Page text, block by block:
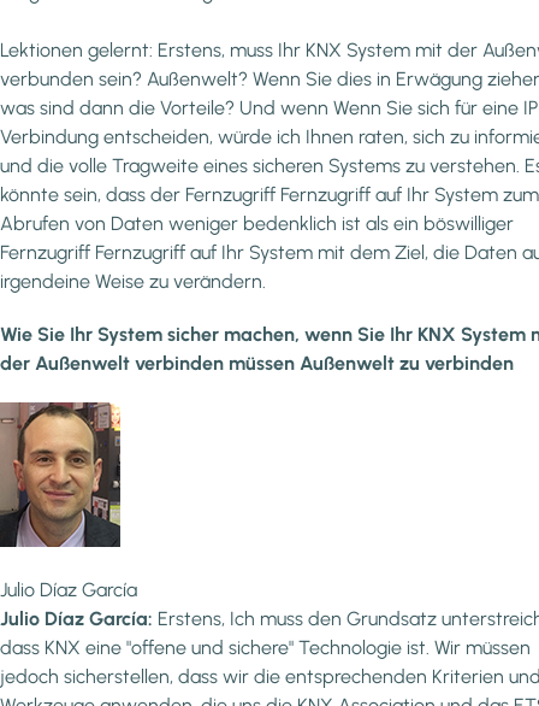
Lektionen gelernt: Erstens, muss Ihr KNX System mit der
verbunden sein? Außenwelt? Wenn Sie dies in Erwägung
was sind dann die Vorteile? Und wenn Wenn Sie sich für eine
Verbindung entscheiden, würde ich Ihnen raten, sich zu
und die volle Tragweite eines sicheren Systems zu verstehen.
könnte sein, dass der Fernzugriff Fernzugriff auf Ihr System zum
Abrufen von Daten weniger bedenklich ist als ein böswilliger
Fernzugriff Fernzugriff auf Ihr System mit dem Ziel, die Daten
irgendeine Weise zu verändern.
Wie Sie Ihr System sicher machen, wenn Sie Ihr KNX System
der Außenwelt verbinden müssen Außenwelt zu verbinden
Julio Díaz García
Julio Díaz García: Erstens, Ich muss den Grundsatz
dass KNX eine "offene und sichere" Technologie ist. Wir müssen
jedoch sicherstellen, dass wir die entsprechenden Kriterien